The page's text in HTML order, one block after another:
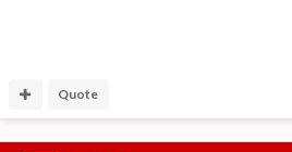
Quote